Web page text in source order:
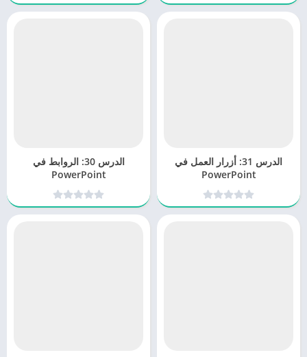
الدرس 31: أزرار العمل في
PowerPoint
الدرس 30: الروابط في
PowerPoint